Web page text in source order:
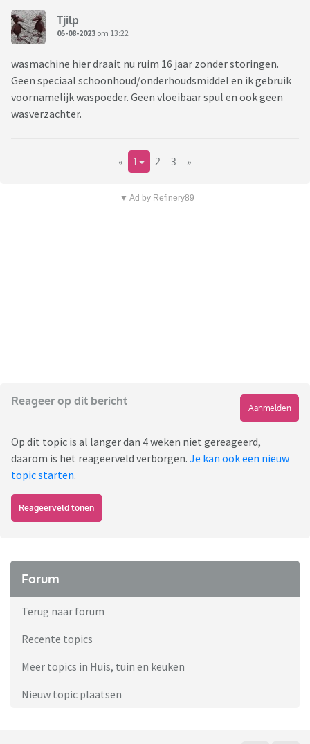
Tjilp
05-08-2023 om 13:22
wasmachine hier draait nu ruim 16 jaar zonder storingen.
Geen speciaal schoonhoud/onderhoudsmiddel en ik gebruik
voornamelijk waspoeder. Geen vloeibaar spul en ook geen
wasverzachter.
« 1 2 3 »
▼ Ad by Refinery89
Reageer op dit bericht
Aanmelden
Op dit topic is al langer dan 4 weken niet gereageerd,
daarom is het reageerveld verborgen. Je kan ook een nieuw
topic starten.
Reageerveld tonen
Forum
Terug naar forum
Recente topics
Meer topics in Huis, tuin en keuken
Nieuw topic plaatsen